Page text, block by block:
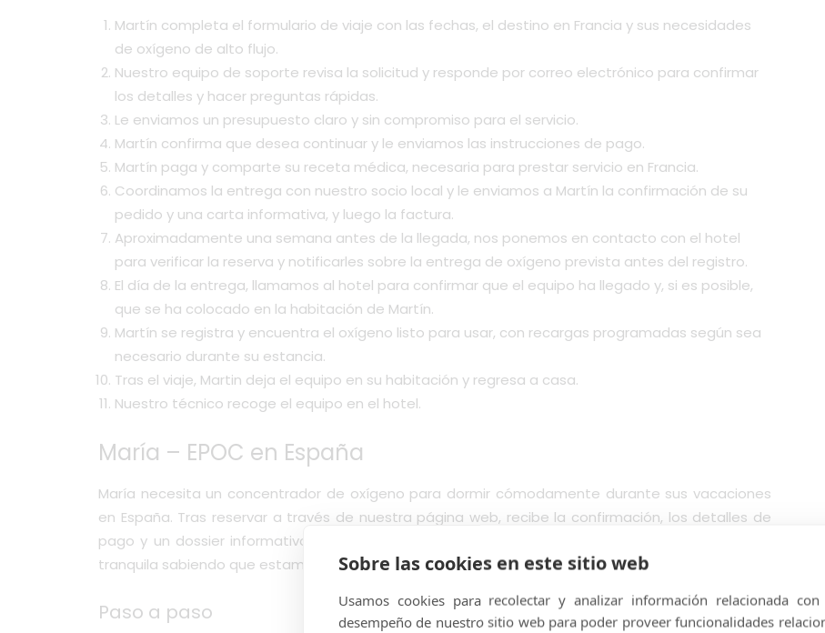
Martín completa el formulario de viaje con las fechas, el destino en Francia y sus necesidades
de oxígeno de alto flujo.
Nuestro equipo de soporte revisa la solicitud y responde por correo electrónico para confirmar
los detalles y hacer preguntas rápidas.
Le enviamos un presupuesto claro y sin compromiso para el servicio.
Martín confirma que desea continuar y le enviamos las instrucciones de pago.
Martín paga y comparte su receta médica, necesaria para prestar servicio en Francia.
Coordinamos la entrega con nuestro socio local y le enviamos a Martín la confirmación de su
pedido y una carta informativa, y luego la factura.
Aproximadamente una semana antes de la llegada, nos ponemos en contacto con el hotel
para verificar la reserva y notificarles sobre la entrega de oxígeno prevista antes del registro.
El día de la entrega, llamamos al hotel para confirmar que el equipo ha llegado y, si es posible,
que se ha colocado en la habitación de Martín.
Martín se registra y encuentra el oxígeno listo para usar, con recargas programadas según sea
necesario durante su estancia.
Tras el viaje, Martin deja el equipo en su habitación y regresa a casa.
Nuestro técnico recoge el equipo en el hotel.
María – EPOC en España
María necesita un concentrador de oxígeno para dormir cómodamente durante sus vacaciones
en España. Tras reservar a través de nuestra página web, recibe la confirmación, los detalles de
pago y un dossier informativo. A su llegada, su concentrador la estará esperando. Puede estar
tranquila sabiendo que estamos disponibles las 24 horas del día si surge algún problema.
Paso a paso
Sobre las cookies en este sitio web
Usamos cookies para recolectar y analizar información relacionada
desempeño de nuestro sitio web para poder proveer funcionalidades